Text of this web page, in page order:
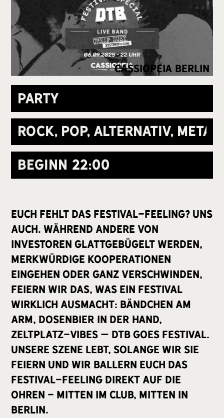
cassiopeia Berlin
Party
Rock, Pop, Alternativ, Metal,
Beginn 22:00
Euch fehlt das Festival-Feeling? Uns
auch. Während andere von
Investoren glattgebügelt werden,
merkwürdige Kooperationen
eingehen oder ganz verschwinden,
feiern wir das, was ein Festival
wirklich ausmacht: Bändchen am
Arm, Dosenbier in der Hand,
Zeltplatz-Vibes – DTB goes Festival.
Unsere Szene lebt, solange wir sie
feiern und wir ballern euch das
Festival-Feeling direkt auf die
Ohren - mitten im Club, mitten in
Berlin.